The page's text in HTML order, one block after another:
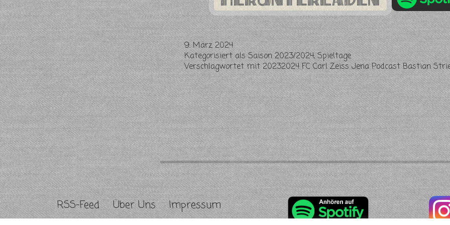
9. März 2024
Kategorisiert alsSaison 2023/2024,Spieltage
Verschlagwortet mit20232024 FC Carl Zeiss Jena Podcast Bastian
RSS-Feed Über Uns Impressum